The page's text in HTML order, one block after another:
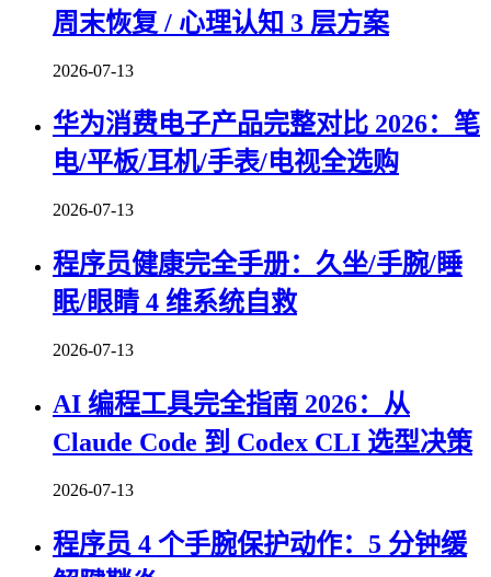
周末恢复 / 心理认知 3 层方案
2026-07-13
华为消费电子产品完整对比 2026：笔
电/平板/耳机/手表/电视全选购
2026-07-13
程序员健康完全手册：久坐/手腕/睡
眠/眼睛 4 维系统自救
2026-07-13
AI 编程工具完全指南 2026：从
Claude Code 到 Codex CLI 选型决策
2026-07-13
程序员 4 个手腕保护动作：5 分钟缓